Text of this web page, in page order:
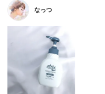
なっつ